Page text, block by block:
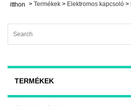
itthon > Termékek > Elektromos kapcsoló >
TERMÉKEK